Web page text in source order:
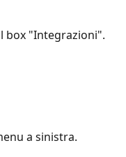
box "Integrazioni".
a sinistra.